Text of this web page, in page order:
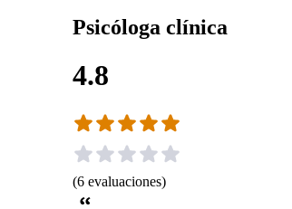
Psicóloga clínica
4.8
(6 evaluaciones)